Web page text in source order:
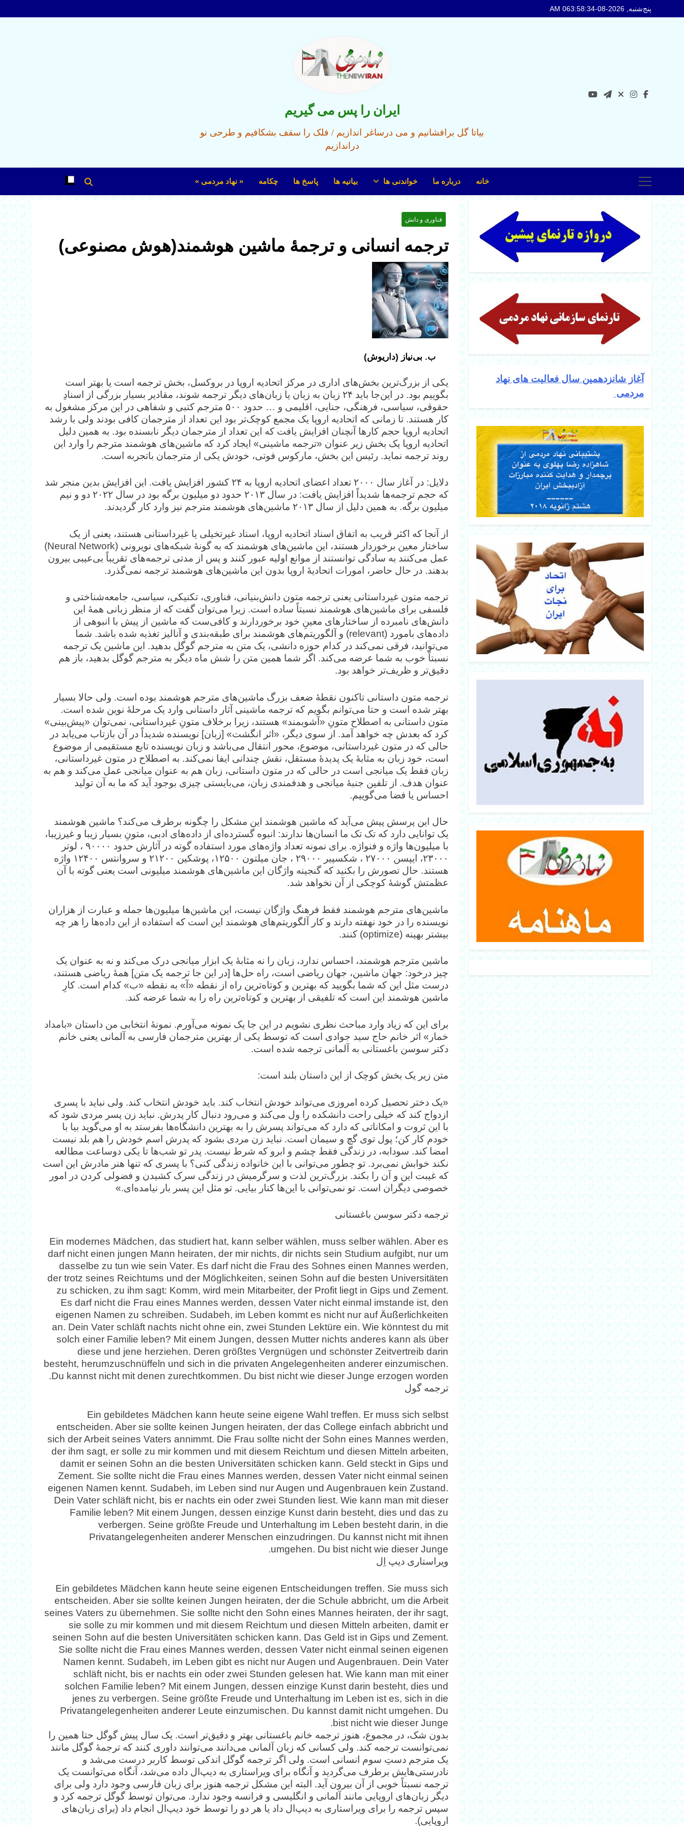
پنج‌شنبه, 2026-08-06 3:58:35 AM
ایران را پس می گیریم
بیاتا گل برافشانیم و می درساغر اندازیم / فلک را سقف بشکافیم و طرحی نو
دراندازیم
خانه درباره ما خواندنی ها بیانیه ها پاسخ ها چکامه « نهاد مردمی »
آغاز شانزدهمین سال فعالیت های نهاد
مردمی
فناوری و دانش
ترجمه انسانی و ترجمۀ ماشین هوشمند(هوش مصنوعی)
ب. بی‌نیاز (داریوش)
یکی از بزرگ‌ترین بخش‌های اداری در مرکز اتحادیه اروپا در بروکسل، بخش ترجمه است یا بهتر است
بگوییم بود. در این‌جا باید ۲۴ زبان به زبان یا زبان‌های دیگر ترجمه شوند، مقادیر بسیار بزرگی از اسنادِ
حقوقی، سیاسی، فرهنگی، جنایی، اقلیمی و … حدود ۵۰۰ مترجم کتبی و شفاهی در این مرکز مشغول به
کار هستند. تا زمانی که اتحادیه اروپا یک مجمع کوچک‌تر بود این تعداد از مترجمان کافی بودند ولی با رشد
اتحادیه اروپا حجم کارها آنچنان افزایش یافت که این تعداد از مترجمان دیگر نابسنده بود. به همین دلیل
اتحادیه اروپا یک بخش زیر عنوان «ترجمه ماشینی» ایجاد کرد که ماشین‌های هوشمند مترجم را وارد این
روند ترجمه نماید. رئیس این بخش، مارکوس فوتی، خودش یکی از مترجمان باتجربه است.
دلایل: در آغاز سال ۲۰۰۰ تعداد اعضای اتحادیه اروپا به ۲۴ کشور افزایش یافت. این افزایش بدین منجر شد
که حجم ترجمه‌ها شدیداً افزایش یافت: در سال ۲۰۱۳ حدود دو میلیون برگه بود در سال ۲۰۲۲ دو و نیم
میلیون برگه. به همین دلیل از سال ۲۰۱۳ ماشین‌های هوشمند مترجم نیز وارد کار گردیدند.
از آنجا که اکثر قریب به اتفاق اسناد اتحادیه اروپا، اسناد غیرتخیلی یا غیرداستانی هستند، یعنی از یک
ساختار معین برخوردار هستند، این ماشین‌های هوشمند که به گونۀ شبکه‌های نویرونی (Neural Network)
عمل می‌کنند به سادگی توانستند از موانع اولیه عبور کنند و پس از مدتی ترجمه‌های تقریباً بی‌عیبی بیرون
بدهند. در حال حاضر، امورات اتحادیۀ اروپا بدون این ماشین‌های هوشمند ترجمه نمی‌گذرد.
ترجمه متون غیرداستانی یعنی ترجمه متون دانش‌بنیانی، فناوری، تکنیکی، سیاسی، جامعه‌شناختی و
فلسفی برای ماشین‌های هوشمند نسبتاً ساده است. زیرا می‌توان گفت که از منظر زبانی همۀ این
دانش‌های نامبرده از ساختارهای معینِ خود برخوردارند و کافی‌ست که ماشین از پیش با انبوهی از
داده‌های بامورد (relevant) و آلگوریتم‌های هوشمند برای طبقه‌بندی و آنالیز تغذیه شده باشد. شما
می‌توانید، فرقی نمی‌کند در کدام حوزه دانشی، یک متن به مترجم گوگل بدهید. این ماشین یک ترجمه
نسبتاً خوب به شما عرضه می‌کند. اگر شما همین متن را شش ماه دیگر به مترجم گوگل بدهید، باز هم
دقیق‌تر و ظریف‌تر خواهد بود.
ترجمه متون داستانی تاکنون نقطۀ ضعف بزرگ ماشین‌های مترجم هوشمند بوده است. ولی حالا بسیار
بهتر شده است و حتا می‌توانم بگویم که ترجمه ماشینی آثار داستانی وارد یک مرحلۀ نوین شده است.
متون داستانی به اصطلاح متونِ «آشوبمند» هستند، زیرا برخلاف متونِ غیرداستانی، نمی‌توان «پیش‌بینی»
کرد که بعدش چه خواهد آمد. از سوی دیگر، «اثر انگشت» [زبان] نویسنده شدیداً در آن بازتاب می‌یابد در
حالی که در متون غیرداستانی، موضوع، محور انتقال می‌باشد و زبان نویسنده تابع مستقیمی از موضوع
است، خود زبان به مثابۀ یک پدیدۀ مستقل، نقش چندانی ایفا نمی‌کند. به اصطلاح در متون غیرداستانی،
زبان فقط یک میانجی است در حالی که در متون داستانی، زبان هم به عنوان میانجی عمل می‌کند و هم به
عنوان هدف. از تلفین جنبۀ میانجی و هدفمندی زبان، می‌بایستی چیزی بوجود آید که ما به آن تولید
احساس یا فضا می‌گوییم.
حال این پرسش پیش می‌آید که ماشین هوشمند این مشکل را چگونه برطرف می‌کند؟ ماشین هوشمند
یک توانایی دارد که تک تک ما انسان‌ها ندارند: انبوه گسترده‌ای از داده‌های ادبی، متونِ بسیار زیبا و غیرزیبا،
با میلیون‌ها واژه و فنواژه. برای نمونه تعداد واژه‌های مورد استفاده گوته در آثارش حدود ۹۰۰۰۰ ، لوتر
۲۳۰۰۰، ایپسن ۲۷۰۰۰ ، شکسپیر ۲۹۰۰۰ ، جان میلتون ۱۲۵۰۰، پوشکین ۲۱۲۰۰ و سروانتس ۱۲۴۰۰ واژه
هستند. حال تصورش را بکنید که گنجینه واژگان این ماشین‌های هوشمند میلیونی است یعنی گوته با آن
عظمتش گوشۀ کوچکی از آن نخواهد شد.
ماشین‌های مترجم هوشمند فقط فرهنگ واژگان نیست، این ماشین‌ها میلیون‌ها جمله و عبارت از هزاران
نویسنده را در خود نهفته دارند و کار آلگوریتم‌های هوشمند این است که استفاده از این داده‌ها را هر چه
بیشتر بهینه (optimize) کنند.
ماشین مترجم هوشمند، احساس ندارد، زبان را نه مثابۀ یک ابزار میانجی درک می‌کند و نه به عنوان یک
چیز درخود: جهان ماشین، جهان ریاضی است، راه حل‌ها [در این جا ترجمه یک متن] همۀ ریاضی هستند،
درست مثل این که شما بگویید که بهترین و کوتاه‌ترین راه از نقطه «آ» به نقطه «ب» کدام است. کارِ
ماشین هوشمند این است که تلفیقی از بهترین و کوتاه‌ترین راه را به شما عرضه کند.
برای این که زیاد وارد مباحث نظری نشویم در این جا یک نمونه می‌آورم. نمونۀ انتخابی من داستان «بامداد
خمار» اثر خانم حاج سید جوادی است که توسط یکی از بهترین مترجمان فارسی به آلمانی یعنی خانم
دکتر سوسن باغستانی به آلمانی ترجمه شده است.
متن زیر یک بخش کوچک از این داستان بلند است:
«یک دختر تحصیل کرده امروزی می‌تواند خودش انتخاب کند. باید خودش انتخاب کند. ولی نباید با پسری
ازدواج کند که خیلی راحت دانشکده را ول می‌کند و می‌رود دنبال کار پدرش. نباید زن پسر مردی شود که
با این ثروت و امکاناتی که دارد که می‌تواند پسرش را به بهترین دانشگاه‌ها بفرستد به او می‌گوید بیا با
خودم کار کن؛ پول توی گچ و سیمان است. نباید زن مردی بشود که پدرش اسم خودش را هم بلد نیست
امضا کند. سودابه، در زندگی فقط چشم و ابرو که شرط نیست. پدر تو شب‌ها تا یکی دوساعت مطالعه
نکند خوابش نمی‌برد. تو چطور می‌توانی با این خانواده زندگی کنی؟ با پسری که تنها هنر مادرش این است
که غیبت این و آن را بکند. بزرگ‌ترین لذت و سرگرمیش در زندگی سرک کشیدن و فضولی کردن در امور
خصوصی دیگران است. تو نمی‌توانی با این‌ها کنار بیایی. تو مثل این پسر بار نیامده‌ای.»
ترجمه دکتر سوسن باغستانی
Ein modernes Mädchen, das studiert hat, kann selber wählen, muss selber wählen. Aber es
darf nicht einen jungen Mann heiraten, der mir nichts, dir nichts sein Studium aufgibt, nur um
dasselbe zu tun wie sein Vater. Es darf nicht die Frau des Sohnes einen Mannes werden,
der trotz seines Reichtums und der Möglichkeiten, seinen Sohn auf die besten Universitäten
zu schicken, zu ihm sagt: Komm, wird mein Mitarbeiter, der Profit liegt in Gips und Zement.
Es darf nicht die Frau eines Mannes werden, dessen Vater nicht einmal imstande ist, den
eigenen Namen zu schreiben. Sudabeh, im Leben kommt es nicht nur auf Äußerlichkeiten
an. Dein Vater schläft nachts nicht ohne ein, zwei Stunden Lektüre ein. Wie könntest du mit
solch einer Familie leben? Mit einem Jungen, dessen Mutter nichts anderes kann als über
diese und jene herziehen. Deren größtes Vergnügen und schönster Zeitvertreib darin
besteht, herumzuschnüffeln und sich in die privaten Angelegenheiten anderer einzumischen.
Du kannst nicht mit denen zurechtkommen. Du bist nicht wie dieser Junge erzogen worden.
ترجمه گول
Ein gebildetes Mädchen kann heute seine eigene Wahl treffen. Er muss sich selbst
entscheiden. Aber sie sollte keinen Jungen heiraten, der das College einfach abbricht und
sich der Arbeit seines Vaters annimmt. Die Frau sollte nicht der Sohn eines Mannes werden,
der ihm sagt, er solle zu mir kommen und mit diesem Reichtum und diesen Mitteln arbeiten,
damit er seinen Sohn an die besten Universitäten schicken kann. Geld steckt in Gips und
Zement. Sie sollte nicht die Frau eines Mannes werden, dessen Vater nicht einmal seinen
eigenen Namen kennt. Sudabeh, im Leben sind nur Augen und Augenbrauen kein Zustand.
Dein Vater schläft nicht, bis er nachts ein oder zwei Stunden liest. Wie kann man mit dieser
Familie leben? Mit einem Jungen, dessen einzige Kunst darin besteht, dies und das zu
verbergen. Seine größte Freude und Unterhaltung im Leben besteht darin, in die
Privatangelegenheiten anderer Menschen einzudringen. Du kannst nicht mit ihnen
umgehen. Du bist nicht wie dieser Junge.
ویراستاری دیپ اِل
Ein gebildetes Mädchen kann heute seine eigenen Entscheidungen treffen. Sie muss sich
entscheiden. Aber sie sollte keinen Jungen heiraten, der die Schule abbricht, um die Arbeit
seines Vaters zu übernehmen. Sie sollte nicht den Sohn eines Mannes heiraten, der ihr sagt,
sie solle zu mir kommen und mit diesem Reichtum und diesen Mitteln arbeiten, damit er
seinen Sohn auf die besten Universitäten schicken kann. Das Geld ist in Gips und Zement.
Sie sollte nicht die Frau eines Mannes werden, dessen Vater nicht einmal seinen eigenen
Namen kennt. Sudabeh, im Leben gibt es nicht nur Augen und Augenbrauen. Dein Vater
schläft nicht, bis er nachts ein oder zwei Stunden gelesen hat. Wie kann man mit einer
solchen Familie leben? Mit einem Jungen, dessen einzige Kunst darin besteht, dies und
jenes zu verbergen. Seine größte Freude und Unterhaltung im Leben ist es, sich in die
Privatangelegenheiten anderer Leute einzumischen. Du kannst damit nicht umgehen. Du
bist nicht wie dieser Junge.
بدون شک، در مجموع، هنوز ترجمه خانم باغستانی بهتر و دقیق‌تر است. یک سال پیش گوگل حتا همین را
نمی‌توانست ترجمه کند. ولی کسانی که زبان آلمانی می‌دانند می‌توانند داوری کنند که ترجمۀ گوگل مانند
یک مترجم دستِ سوم انسانی است. ولی اگر ترجمه گوگل اندکی توسط کاربر درست می‌شد و
نادرستی‌هایش برطرف می‌گردید و آنگاه برای ویراستاری به دیپ‌ال داده می‌شد، آنگاه می‌توانست یک
ترجمه نسبتاً خوبی از آن بیرون آید. البته این مشکل ترجمه هنوز برای زبان فارسی وجود دارد ولی برای
دیگر زبان‌های اروپایی مانند آلمانی و انگلیسی و فرانسه وجود ندارد. می‌توان توسط گوگل ترجمه کرد و
سپس ترجمه را برای ویراستاری به دیپ‌ال داد یا هر دو را توسط خود دیپ‌ال انجام داد (برای زبان‌های
اروپایی).